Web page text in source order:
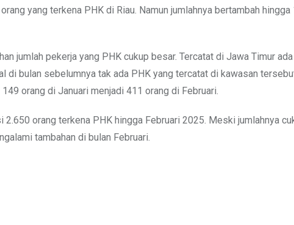
yang terkena PHK di Riau. Namun jumlahnya bertambah hingga
jumlah pekerja yang PHK cukup besar. Tercatat di Jawa Timur
di bulan sebelumnya tak ada PHK yang tercatat di kawasan
orang di Januari menjadi 411 orang di Februari.
orang terkena PHK hingga Februari 2025. Meski jumlahnya
tambahan di bulan Februari.